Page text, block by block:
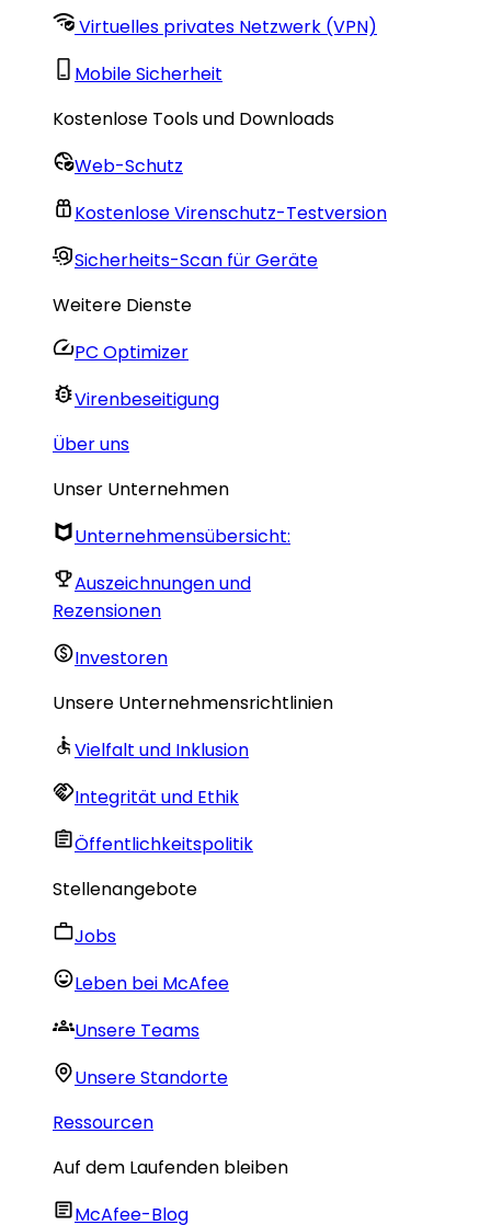
Virtuelles privates Netzwerk (VPN)
Mobile Sicherheit
Kostenlose Tools und Downloads
Web-Schutz
Kostenlose Virenschutz-Testversion
Sicherheits-Scan für Geräte
Weitere Dienste
PC Optimizer
Virenbeseitigung
Über uns
Unser Unternehmen
Unternehmensübersicht:
Auszeichnungen und
Rezensionen
Investoren
Unsere Unternehmensrichtlinien
Vielfalt und Inklusion
Integrität und Ethik
Öffentlichkeitspolitik
Stellenangebote
Jobs
Leben bei McAfee
Unsere Teams
Unsere Standorte
Ressourcen
Auf dem Laufenden bleiben
McAfee-Blog